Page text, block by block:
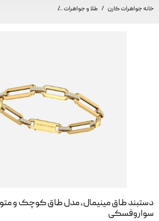
خانه جواهرات کارن طلا و جواهرات
دستبند طاق مینیمال، مدل طاق کوچک و
سواروفسکی